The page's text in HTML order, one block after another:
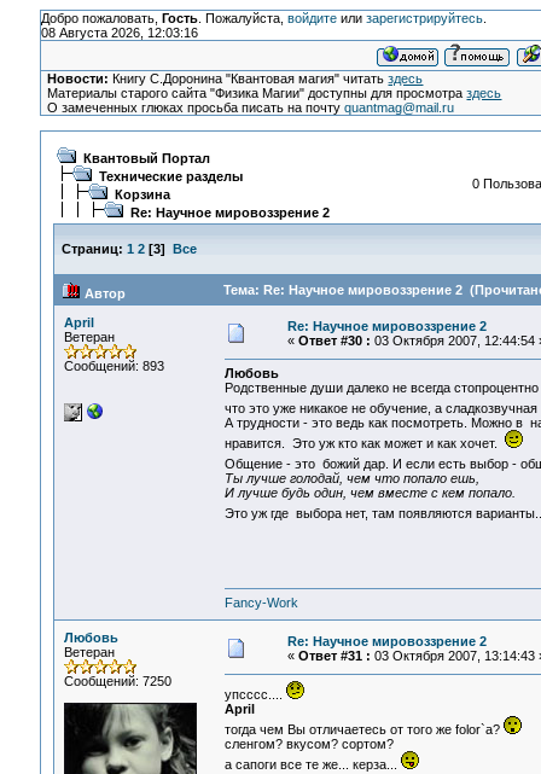
Добро пожаловать, Гость. Пожалуйста, войдитеили зарегистрируйтесь.
08 Августа 2026, 12:03:16
Новости: Книгу С.Доронина "Квантовая магия" читатьздесь
Материалы старого сайта "Физика Магии" доступны для просмотраздесь
О замеченных глюках просьба писать на почтуquantmag@mail.ru
Квантовый Портал
Технические разделы
Корзина
Re: Научное мировоззрение 2
0
Страниц: 1 2[3] Все
Автор Тема: Re: Научное мировоззрение 2
April
Ветеран
Сообщений: 893
Re: Научное мировоззрение 2
« Ответ #30 : 03 Октября 2007, 12:44:54
Любовь
Родственные души далеко не всегда
что это уже никакое не обучение, а
А трудности - это ведь как посмотреть. Можно в
нравится. Это уж кто как может и как хочет.
Общение - это божий дар. И если есть выбор -
Ты лучше голодай, чем что попало ешь,
И лучше будь один, чем вместе с кем попало.
Это уж где выбора нет, там появляются
Fancy-Work
Любовь
Ветеран
Сообщений: 7250
Re: Научное мировоззрение 2
« Ответ #31 : 03 Октября 2007, 13:14:43
упсссс....
April
тогда чем Вы отличаетесь от того же folor`а?
сленгом? вкусом? сортом?
а сапоги все те же... керза...